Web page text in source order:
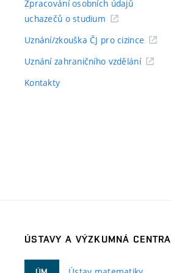
Zpracování osobních údajů
uchazečů o studium
Uznání/zkouška ČJ pro cizince
Uznání zahraničního vzdělání
Kontakty
ÚSTAVY A VÝZKUMNÁ CENTRA